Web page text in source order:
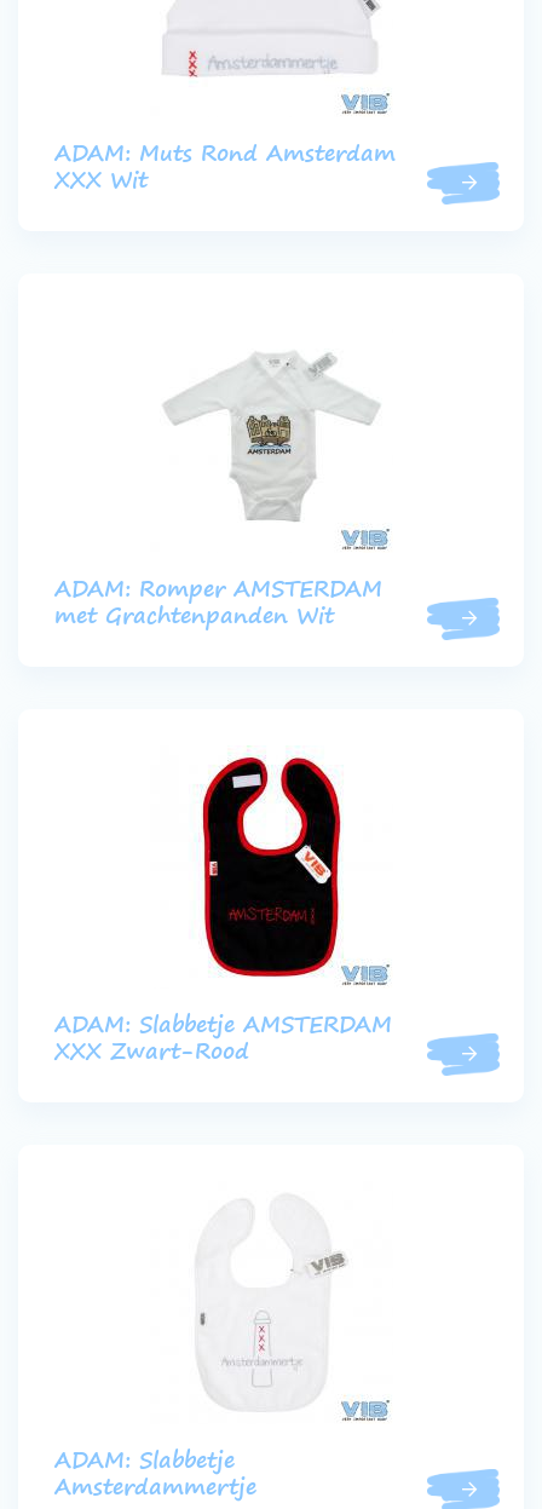
ADAM: Muts Rond Amsterdam
XXX Wit
ADAM: Romper AMSTERDAM
met Grachtenpanden Wit
ADAM: Slabbetje AMSTERDAM
XXX Zwart-Rood
ADAM: Slabbetje
Amsterdammertje